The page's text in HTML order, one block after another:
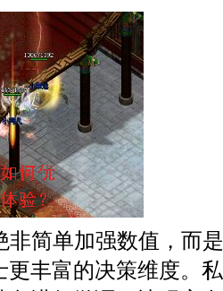
非简单加强数值，而
更丰富的决策维度。